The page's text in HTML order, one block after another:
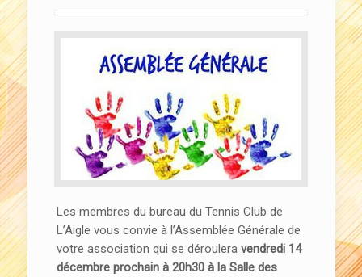
Les membres du bureau du Tennis Club de
L’Aigle vous convie à l’Assemblée Générale de
votre association qui se déroulera vendredi 14
décembre prochain à 20h30 à la Salle des